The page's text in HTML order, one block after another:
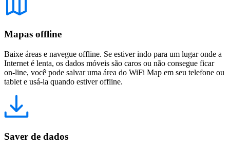
Mapas offline
Baixe áreas e navegue offline. Se estiver indo para um lugar onde a
Internet é lenta, os dados móveis são caros ou não consegue ficar
on-line, você pode salvar uma área do WiFi Map em seu telefone ou
tablet e usá-la quando estiver offline.
Saver de dados